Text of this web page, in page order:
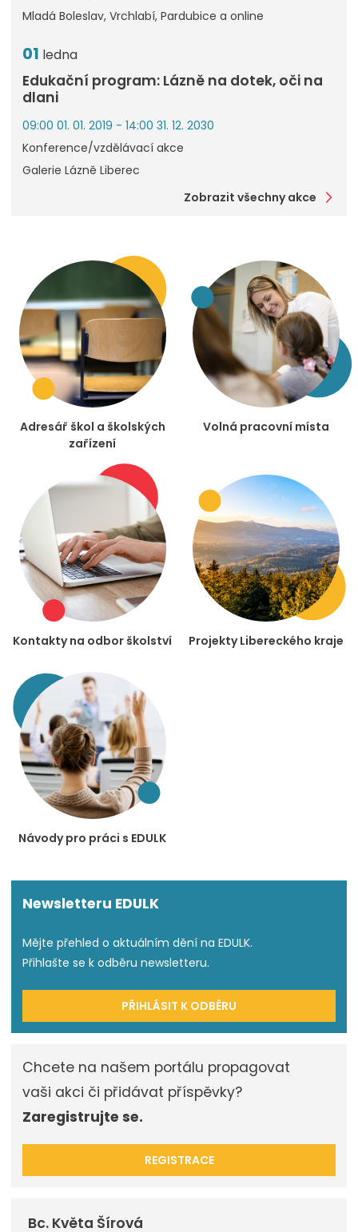
Mladá Boleslav, Vrchlabí, Pardubice a online
01 ledna
Edukační program: Lázně na dotek, oči na
dlani
09:00 01. 01. 2019 - 14:00 31. 12. 2030
Konference/vzdělávací akce
Galerie Lázně Liberec
Zobrazit všechny akce
Adresář škol a školských
zařízení
Volná pracovní místa
Kontakty na odbor školství Projekty Libereckého kraje
Návody pro práci s EDULK
Newsletteru EDULK
Mějte přehled o aktuálním dění na EDULK.
Přihlašte se k odběru newsletteru.
PŘIHLÁSIT K ODBĚRU
Chcete na našem portálu propagovat
vaši akci či přidávat příspěvky?
Zaregistrujte se.
REGISTRACE
Bc. Květa Šírová